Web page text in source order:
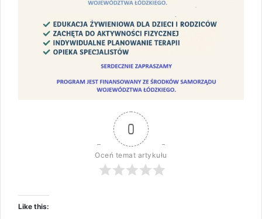
0
Oceń temat artykułu
Like this: